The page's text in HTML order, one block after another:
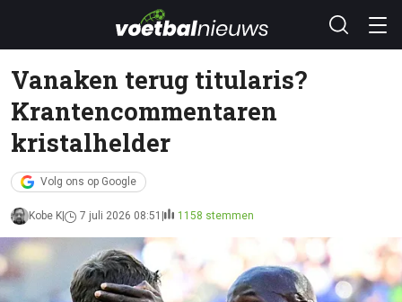
Vanaken terug titularis?
Krantencommentaren
kristalhelder
Volg ons op Google
Kobe K 7 juli 2026 08:51 1158 stemmen